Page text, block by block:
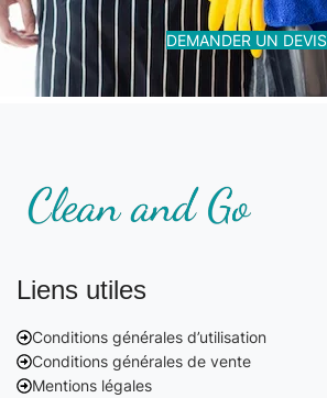
DEMANDER UN DEVIS
Liens utiles
Conditions générales d’utilisation
Conditions générales de vente
Mentions légales